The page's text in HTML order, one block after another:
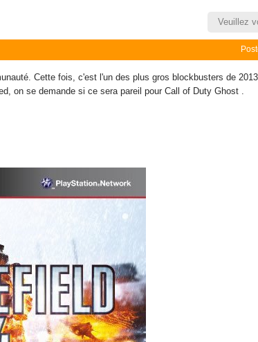
Veuillez
Cette fois, c'est l'un des plus gros blockbusters de
on se demande si ce sera pareil pour Call of Duty Ghost .